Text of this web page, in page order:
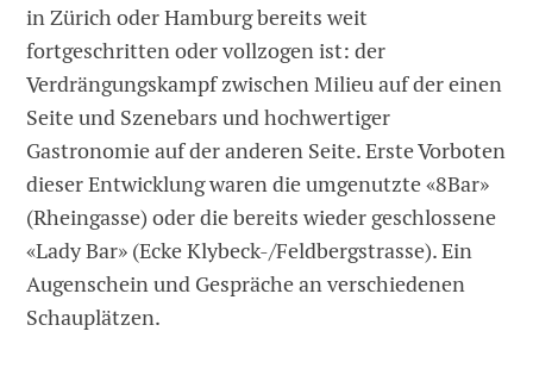
in Zürich oder Hamburg bereits weit
fortgeschritten oder vollzogen ist: der
Verdrängungskampf zwischen Milieu auf der einen
Seite und Szenebars und hochwertiger
Gastronomie auf der anderen Seite. Erste Vorboten
dieser Entwicklung waren die umgenutzte «8Bar»
(Rheingasse) oder die bereits wieder geschlossene
«Lady Bar» (Ecke Klybeck-/Feldbergstrasse). Ein
Augenschein und Gespräche an verschiedenen
Schauplätzen.